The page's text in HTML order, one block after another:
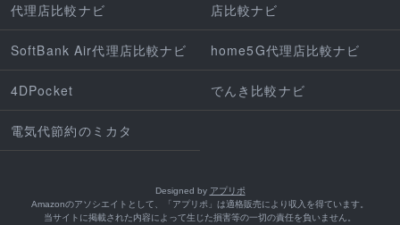
代理店比較ナビ 店比較ナビ
SoftBank Air代理店比較ナビ home5G代理店比較ナビ
4DPocket でんき比較ナビ
電気代節約のミカタ
Designed by アプリポ
Amazonのアソシエイトとして、「アプリポ」は適格販売により収入を得ています。
当サイトに掲載された内容によって生じた損害等の一切の責任を負いません。